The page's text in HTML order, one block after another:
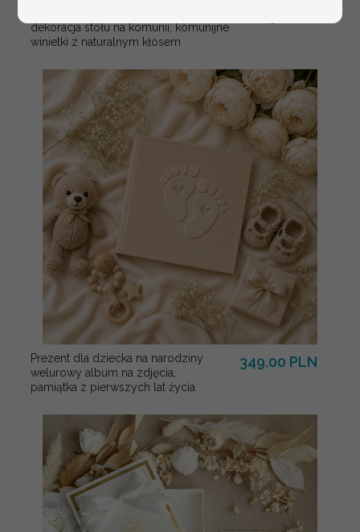
dekoracja stołu na komunii, komunijne
winietki z naturalnym kłosem
Prezent dla dziecka na narodziny
welurowy album na zdjęcia,
pamiątka z pierwszych lat życia
349.00 PLN